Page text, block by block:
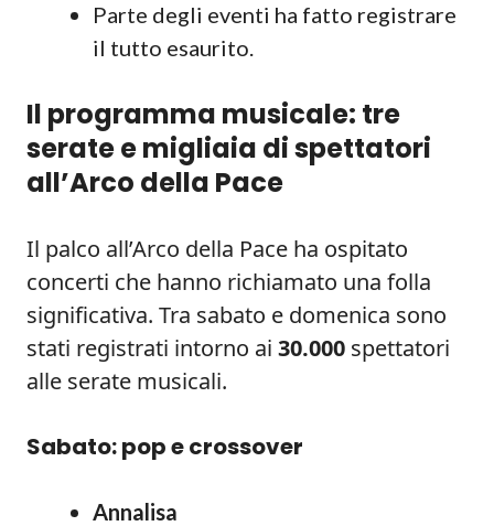
Parte degli eventi ha fatto registrare
il tutto esaurito.
Il programma musicale: tre
serate e migliaia di spettatori
all’Arco della Pace
Il palco all’Arco della Pace ha ospitato
concerti che hanno richiamato una folla
significativa. Tra sabato e domenica sono
stati registrati intorno ai 30.000 spettatori
alle serate musicali.
Sabato: pop e crossover
Annalisa